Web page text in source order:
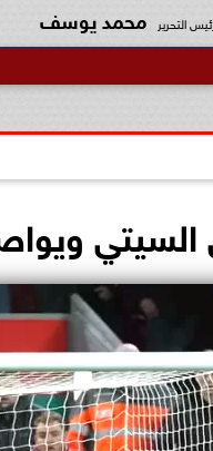
التحرير محمد يوسف